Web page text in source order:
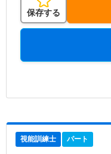
保存する
視能訓練士 パート